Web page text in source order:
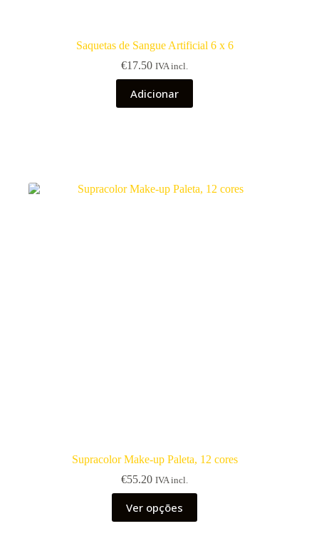
Saquetas de Sangue Artificial 6 x 6
€17.50 IVA incl.
Adicionar
Supracolor Make-up Paleta, 12 cores
€55.20 IVA incl.
Ver opções
product
has